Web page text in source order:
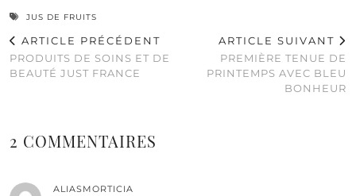
JUS DE FRUITS
ARTICLE PRÉCÉDENT
PRODUITS DE SOINS ET DE
BEAUTÉ JUST FRANCE
ARTICLE SUIVANT
PREMIÈRE TENUE DE
PRINTEMPS AVEC BLEU
BONHEUR
2 COMMENTAIRES
ALIASMORTICIA